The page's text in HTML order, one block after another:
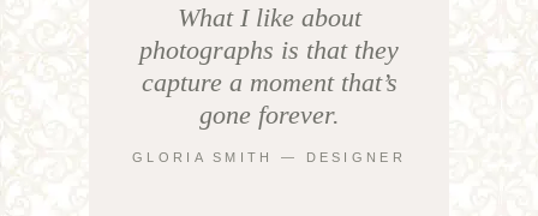
What I like about
photographs is that they
capture a moment that’s
gone forever.
GLORIA SMITH ― DESIGNER